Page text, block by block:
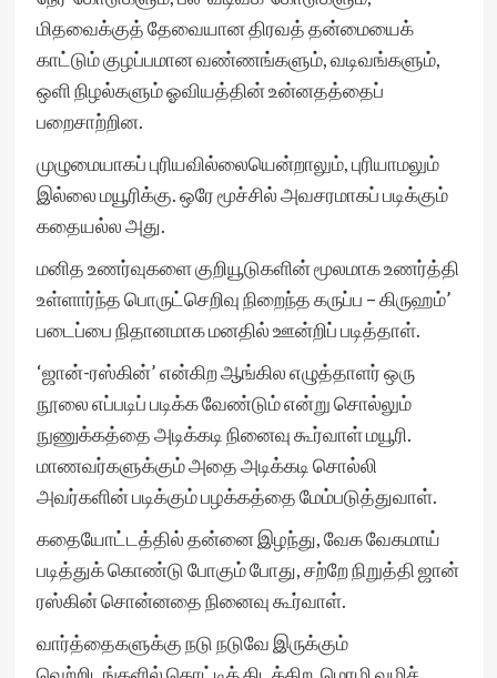
மிதவைக்குத் தேவையான திரவத் தன்மையைக்
காட்டும் குழப்பமான வண்ணங்களும், வடிவங்களும்,
ஒளி நிழல்களும் ஓவியத்தின் உன்னதத்தைப்
பறைசாற்றின.
முழுமையாகப் புரியவில்லையென்றாலும், புரியாமலும்
இல்லை மயூரிக்கு. ஒரே மூச்சில் அவசரமாகப் படிக்கும்
கதையல்ல அது.
மனித உணர்வுகளை குறியூடுகளின் மூலமாக உணர்த்தி
உள்ளார்ந்த பொருட்செறிவு நிறைந்த கருப்ப – கிருஹம்’
படைப்பை நிதானமாக மனதில் ஊன்றிப் படித்தாள்.
‘ஜான்-ரஸ்கின்’ என்கிற ஆங்கில எழுத்தாளர் ஒரு
நூலை எப்படிப் படிக்க வேண்டும் என்று சொல்லும்
நுணுக்கத்தை அடிக்கடி நினைவு கூர்வாள் மயூரி.
மாணவர்களுக்கும் அதை அடிக்கடி சொல்லி
அவர்களின் படிக்கும் பழக்கத்தை மேம்படுத்துவாள்.
கதையோட்டத்தில் தன்னை இழந்து, வேக வேகமாய்
படித்துக் கொண்டு போகும் போது, சற்றே நிறுத்தி ஜான்
ரஸ்கின் சொன்னதை நினைவு கூர்வாள்.
வார்த்தைகளுக்கு நடு நடுவே இருக்கும்